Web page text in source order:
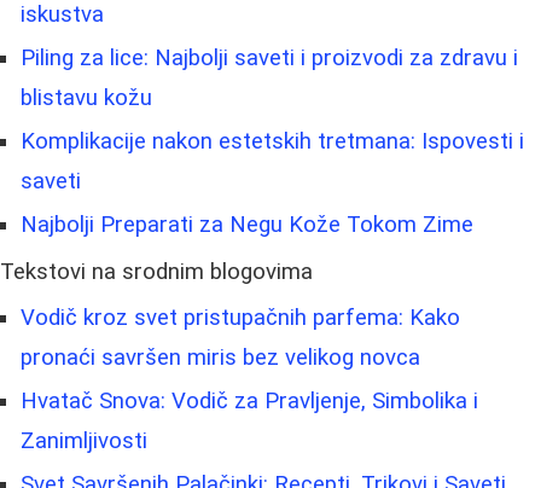
iskustva
Piling za lice: Najbolji saveti i proizvodi za zdravu i
blistavu kožu
Komplikacije nakon estetskih tretmana: Ispovesti i
saveti
Najbolji Preparati za Negu Kože Tokom Zime
Tekstovi na srodnim blogovima
Vodič kroz svet pristupačnih parfema: Kako
pronaći savršen miris bez velikog novca
Hvatač Snova: Vodič za Pravljenje, Simbolika i
Zanimljivosti